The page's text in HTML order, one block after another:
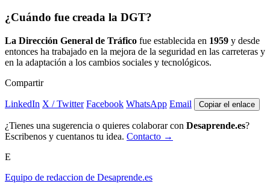
¿Cuándo fue creada la DGT?
La Dirección General de Tráfico fue establecida en 1959 y desde
entonces ha trabajado en la mejora de la seguridad en las carreteras y
en la adaptación a los cambios sociales y tecnológicos.
Compartir
LinkedIn X / Twitter Facebook WhatsApp Email Copiar el enlace
¿Tienes una sugerencia o quieres colaborar con Desaprende.es?
Escribenos y cuentanos tu idea. Contacto →
E
Equipo de redaccion de Desaprende.es